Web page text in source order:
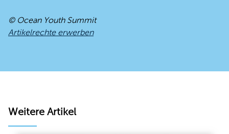
© Ocean Youth Summit
Artikelrechte erwerben
Weitere Artikel